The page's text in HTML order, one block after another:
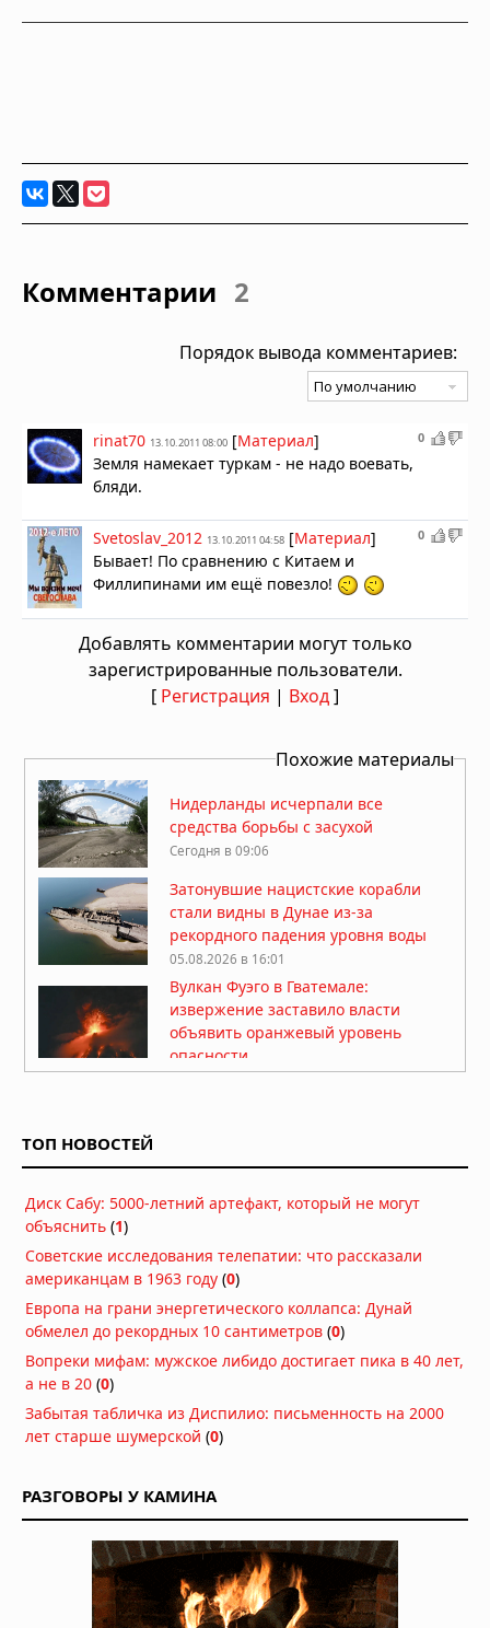
Комментарии 2
Порядок вывода комментариев:
0
rinat70 13.10.2011 08:00 [Материал]
Земля намекает туркам - не надо воевать,
бляди.
0
Svetoslav_2012 13.10.2011 04:58 [Материал]
Бывает! По сравнению с Китаем и
Филлипинами им ещё повезло!
Добавлять комментарии могут только
зарегистрированные пользователи.
[ Регистрация | Вход]
Похожие материалы
Нидерланды исчерпали все
средства борьбы с засухой
Сегодня в 09:06
Затонувшие нацистские корабли
стали видны в Дунае из-за
рекордного падения уровня воды
05.08.2026 в 16:01
Вулкан Фуэго в Гватемале:
извержение заставило власти
объявить оранжевый уровень
опасности
Супертайфун «Дельфин»: пятый
2026 году движется к побережью
Восточной Азии
Землетрясение в Италии: магнитуда
4,7 у Неаполя, повреждения и
отключения электроэнергии
Подводный супервулкан Кикай
заполняется свежей магмой: новое
перезарядки гигантских кальдер
Необычный торнадо ударил по
одному пригороду Чикаго дважды
31.07.2026 в 08:20
ТОП НОВОСТЕЙ
Диск Сабу: 5000-летний артефакт, который не могут
объяснить (1)
Советские исследования телепатии: что рассказали
американцам в 1963 году (0)
Европа на грани энергетического коллапса: Дунай
обмелел до рекордных 10 сантиметров (0)
Вопреки мифам: мужское либидо достигает пика в 40 лет,
а не в 20 (0)
Забытая табличка из Диспилио: письменность на 2000
лет старше шумерской (0)
РАЗГОВОРЫ У КАМИНА